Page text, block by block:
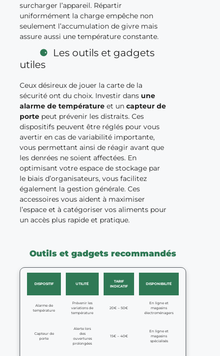
surcharger l’appareil. Répartir
uniformément la charge empêche non
seulement l’accumulation de givre mais
assure aussi une température constante.
Les outils et gadgets
utiles
Ceux désireux de jouer la carte de la
sécurité ont du choix. Investir dans une
alarme de température et un capteur de
porte peut prévenir les distraits. Ces
dispositifs peuvent être réglés pour vous
avertir en cas de variabilité importante,
vous permettant ainsi de réagir avant que
les denrées ne soient affectées. En
optimisant votre espace de stockage par
le biais d’organisateurs, vous facilitez
également la gestion générale. Ces
accessoires vous aident à maximiser
l’espace et à catégoriser vos aliments pour
un accès plus rapide et pratique.
Outils et gadgets recommandés
DISPOSITIF UTILITÉ
TARIF
INDICATIF
DISPONIBILITÉ
Alarme de
température
Prévenir les
variations de
température
20€ – 50€
En ligne et
magasins
électroménagers
Capteur de
porte
Alerte lors
des
ouvertures
prolongées
15€ – 40€
En ligne et
magasins
spécialisés